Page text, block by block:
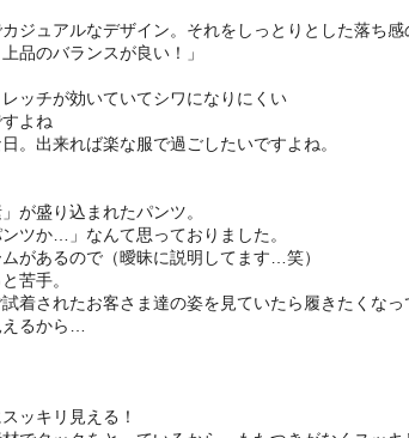
ジュアルなデザイン。それをしっとりとした落ち
品のバランスが良い！」
ッチが効いていてシワになりにくい
よね
。出来れば楽な服で過ごしたいですよね。
が盛り込まれたパンツ。
ツか…」なんて思っておりました。
があるので（曖昧に説明してます…笑）
苦手。
着されたお客さま達の姿を見ていたら履きたくなっ
るから…
ッキリ見える！